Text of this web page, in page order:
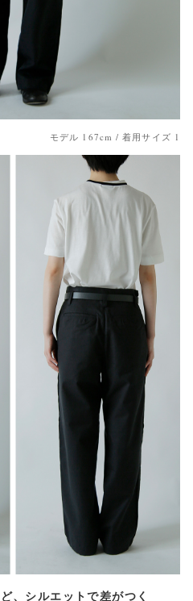
モデル 167cm / 着用サイズ 1
、シルエットで差がつく